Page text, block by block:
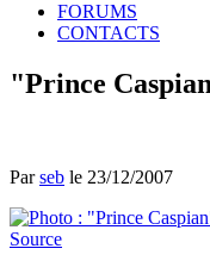
FORUMS
CONTACTS
"Prince
Parseb le 23/12/2007
Source